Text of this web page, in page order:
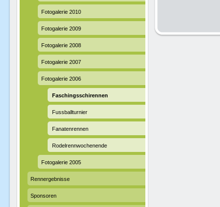
Fotogalerie 2010
Fotogalerie 2009
Fotogalerie 2008
Fotogalerie 2007
Fotogalerie 2006
Faschingsschirennen
Fussballturnier
Fanatenrennen
Rodelrennwochenende
Fotogalerie 2005
Rennergebnisse
Sponsoren